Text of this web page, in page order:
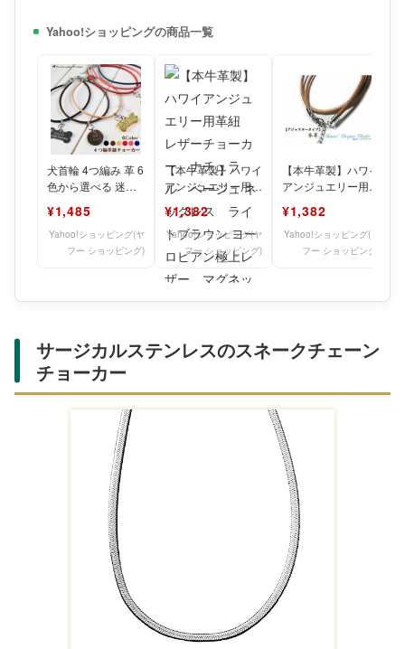
Yahoo!ショッピングの商品一覧
犬首輪 4つ編み 革 6
色から選べる 迷子
さ 3 3.3mm
¥1,485
Yahoo!ショッピング(ヤ
フー ショッピング)
【本牛革製】ハワイ
アンジュエリー用革
ー ナチュラル ベ
ージュ
¥1,382
Yahoo!ショッピング(ヤ
フー ショッピング)
【本牛革製】ハワイ
アンジュエリー用革
ー ナチュラル ベ
ージュ
¥1,382
Yahoo!ショッピング(ヤ
フー ショッピング)
サージカルステンレスのスネークチェーン
チョーカー